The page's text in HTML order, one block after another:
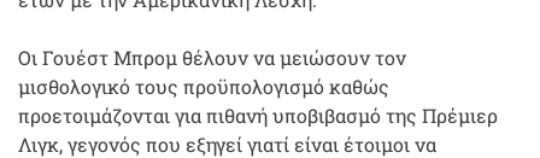
Οι Γουέστ Μπρομ θέλουν να μειώσουν τον
μισθολογικό τους προϋπολογισμό καθώς
προετοιμάζονται για πιθανή υποβιβασμό της Πρέμιερ
Λιγκ, γεγονός που εξηγεί γιατί είναι έτοιμοι να